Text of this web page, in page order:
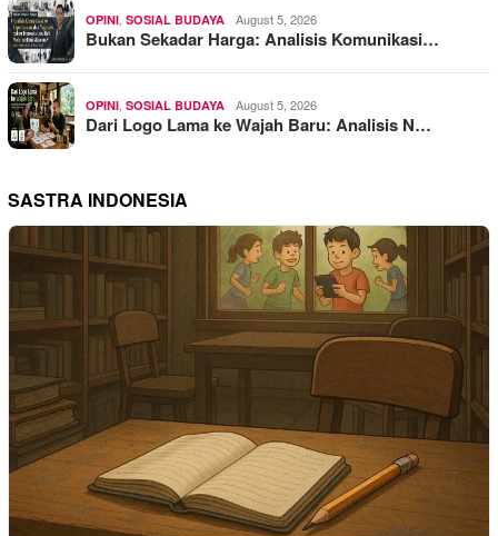
OPINI SOSIAL BUDAYA August 5, 2026
Bukan Sekadar Harga: Analisis Komunikasi…
OPINI SOSIAL BUDAYA August 5, 2026
Dari Logo Lama ke Wajah Baru: Analisis N…
SASTRA INDONESIA